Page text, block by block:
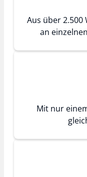
Aus über
an
Mit nur